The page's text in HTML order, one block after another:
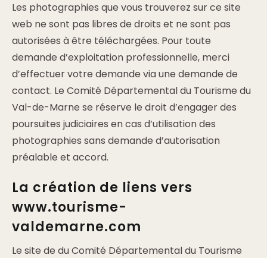
Les photographies que vous trouverez sur ce site
web ne sont pas libres de droits et ne sont pas
autorisées à être téléchargées. Pour toute
demande d’exploitation professionnelle, merci
d’effectuer votre demande via une demande de
contact. Le Comité Départemental du Tourisme du
Val-de-Marne se réserve le droit d’engager des
poursuites judiciaires en cas d’utilisation des
photographies sans demande d’autorisation
préalable et accord.
La création de liens vers
www.tourisme-
valdemarne.com
Le site de du Comité Départemental du Tourisme